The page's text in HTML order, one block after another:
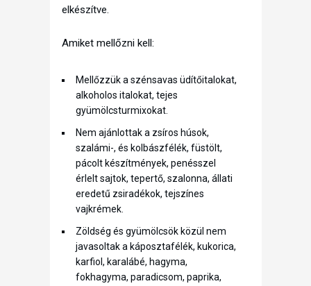
elkészítve.
Amiket mellőzni kell:
Mellőzzük a szénsavas üdítőitalokat,
alkoholos italokat, tejes
gyümölcsturmixokat.
Nem ajánlottak a zsíros húsok,
szalámi-, és kolbászfélék, füstölt,
pácolt készítmények, penésszel
érlelt sajtok, tepertő, szalonna, állati
eredetű zsiradékok, tejszínes
vajkrémek.
Zöldség és gyümölcsök közül nem
javasoltak a káposztafélék, kukorica,
karfiol, karalábé, hagyma,
fokhagyma, paradicsom, paprika,